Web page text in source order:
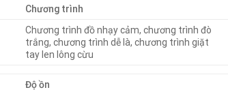
Chương trình
Chương trình đồ nhạy cảm, chương trình đò
trắng, chương trình dễ là, chương trình giặt
tay len lông cừu
Độ ồn